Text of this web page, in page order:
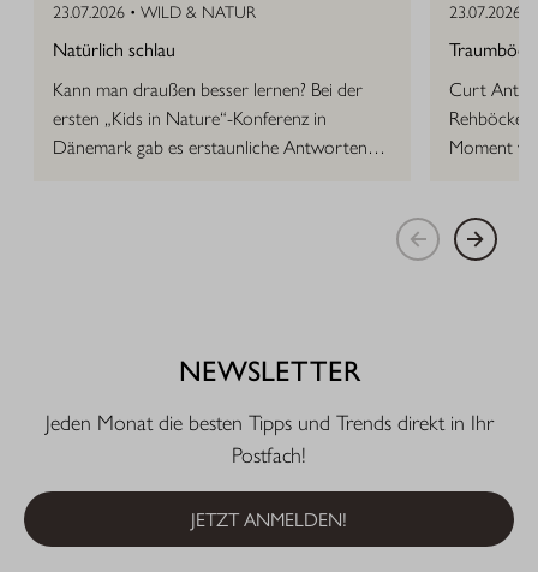
23.07.2026 • WILD & NATUR
Natürlich schlau
Kann man draußen besser lernen? Bei der
ersten „Kids in Nature“-Konferenz in
Dänemark gab es erstaunliche Antworten
23.07.2026 •
Curt Anton
Rehböcke,
Moment
NEWSLETTER
Jeden Monat die besten Tipps und Trends direkt in Ihr
Postfach!
JETZT ANMELDEN!